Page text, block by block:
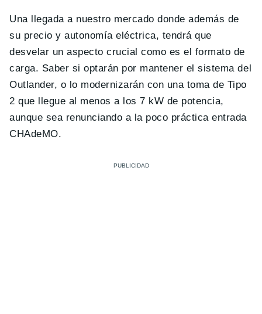
Una llegada a nuestro mercado donde además de
su precio y autonomía eléctrica, tendrá que
desvelar un aspecto crucial como es el formato de
carga. Saber si optarán por mantener el sistema del
Outlander, o lo modernizarán con una toma de Tipo
2 que llegue al menos a los 7 kW de potencia,
aunque sea renunciando a la poco práctica entrada
CHAdeMO.